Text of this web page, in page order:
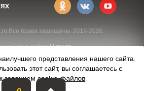
Все права защищены. 2019-2026.
сайта:Digrium
представления нашего сайта.
этот сайт, вы соглашаетесь с
cookie-файлов